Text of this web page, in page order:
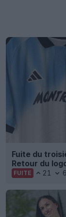
Fuite du
Retour du
FUITE 21 6